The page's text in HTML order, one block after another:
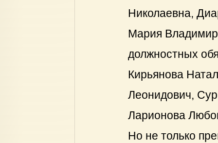
Николаевна,
Мария
должностных
Кирьянова
Леонидович,
Ларионова
Но не только